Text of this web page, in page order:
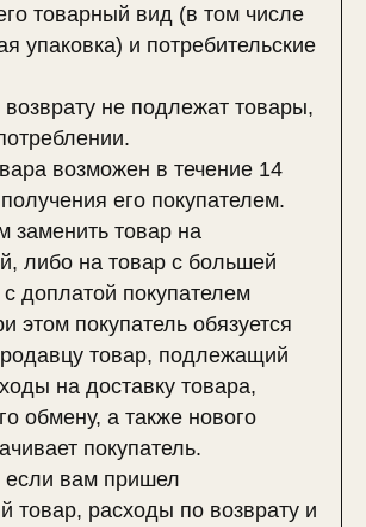
товарный вид (в том числе
упаковка) и потребительские
не подлежат товары,
возможен в течение 14
его покупателем.
товар на
либо на товар с большей
доплатой покупателем
этом покупатель обязуется
товар, подлежащий
на доставку товара,
обмену, а также нового
покупатель.
если вам пришел
товар, расходы по возврату и